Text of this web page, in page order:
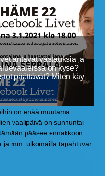
antavat vastauksia ja
on kyse?
päättävät? Miten käy
on enää muutama
vaalipäivä on sunnuntai
pääsee ennakkoon
ja mm. ulkomailla tapahtuvan